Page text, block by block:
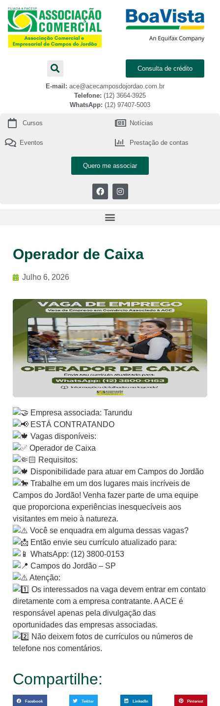
Consulta de crédito
E-mail: ace@acecamposdojordao.com.br
Telefone: (12) 3664-3925
WhatsApp: (12) 97407-5003
Cursos Notícias
Eventos Prestação de contas
Quero me associar
Operador de Caixa
Julho 6, 2026
Empresa associada: Tarundu
ESTÁ CONTRATANDO
Vagas disponíveis:
Operador de Caixa
Requisitos:
Disponibilidade para atuar em Campos do Jordão
Trabalhe em um dos lugares mais incríveis de
Campos do Jordão! Venha fazer parte de uma equipe
que proporciona experiências inesquecíveis aos
visitantes em meio à natureza.
Você se enquadra em alguma dessas vagas?
Então envie seu currículo atualizado para:
WhatsApp: (12) 3800-0153
Campos do Jordão – SP
Atenção:
Os interessados na vaga devem entrar em contato
diretamente com a empresa contratante. A ACE é
responsável apenas pela divulgação das
oportunidades das empresas associadas.
Não deixem fotos de currículos ou números de
telefone nos comentários.
Compartilhe:
Facebook Twitter LinkedIn Pinterest